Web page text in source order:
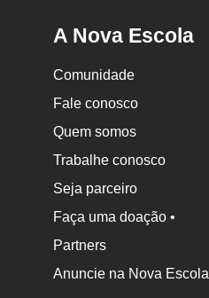
A Nova Escola
Comunidade
Fale conosco
Quem somos
Trabalhe conosco
Seja parceiro
Faça uma doação •
Partners
Anuncie na Nova Escola